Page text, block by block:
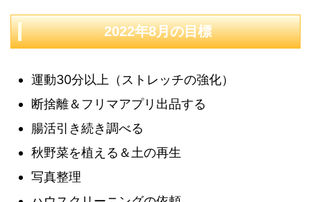
2022年8月の目標
運動30分以上（ストレッチの強化）
断捨離＆フリマアプリ出品する
腸活引き続き調べる
秋野菜を植える＆土の再生
写真整理